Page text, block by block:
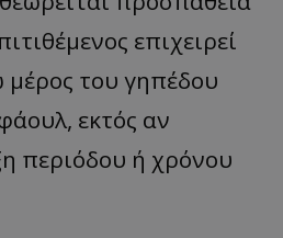
επιχειρεί
του γηπέδου
εκτός αν
περιόδου ή χρόνου